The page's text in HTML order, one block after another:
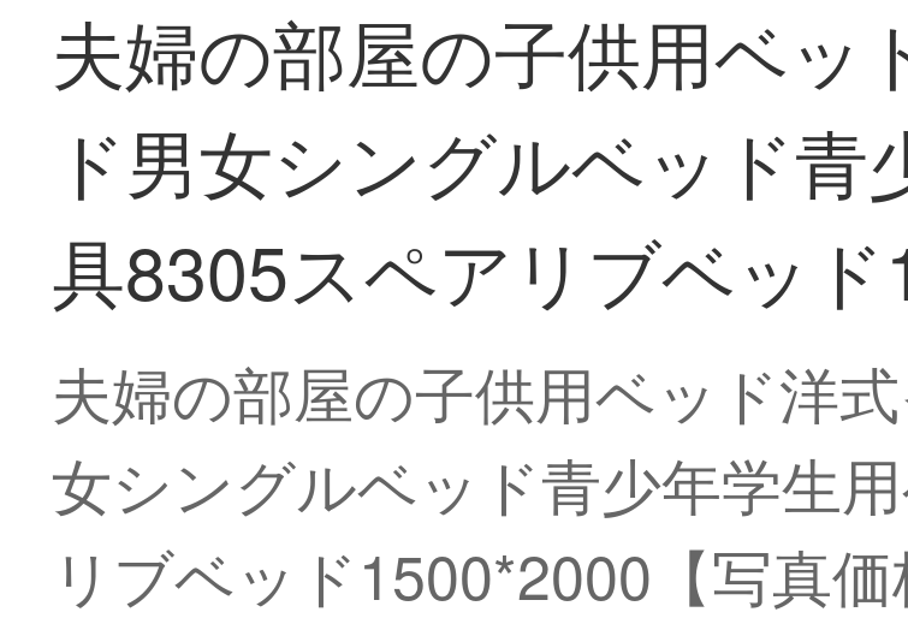
夫婦の部屋の子供用ベッ
ド男女シングルベッド
具8305スペアリブベッ
夫婦の部屋の子供用ベッド洋
女シングルベッド青少年学生
リブベッド1500*2000【写真